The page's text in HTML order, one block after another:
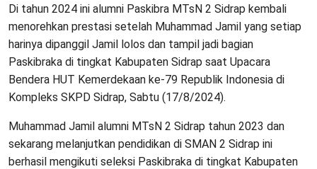
Di tahun 2024 ini alumni Paskibra MTsN 2 Sidrap kembali
menorehkan prestasi setelah Muhammad Jamil yang setiap
harinya dipanggil Jamil lolos dan tampil jadi bagian
Paskibraka di tingkat Kabupaten Sidrap saat Upacara
Bendera HUT Kemerdekaan ke-79 Republik Indonesia di
Kompleks SKPD Sidrap, Sabtu (17/8/2024).
Muhammad Jamil alumni MTsN 2 Sidrap tahun 2023 dan
sekarang melanjutkan pendidikan di SMAN 2 Sidrap ini
berhasil mengikuti seleksi Paskibraka di tingkat Kabupaten